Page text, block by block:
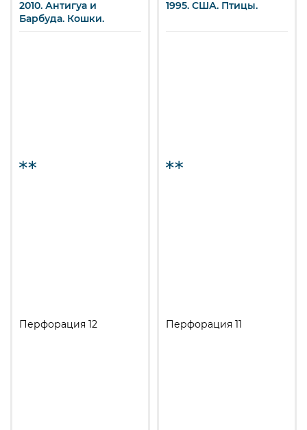
2010. Антигуа и
Барбуда. Кошки.
Перфорация 12
1995. США. Птицы.
Перфорация 11